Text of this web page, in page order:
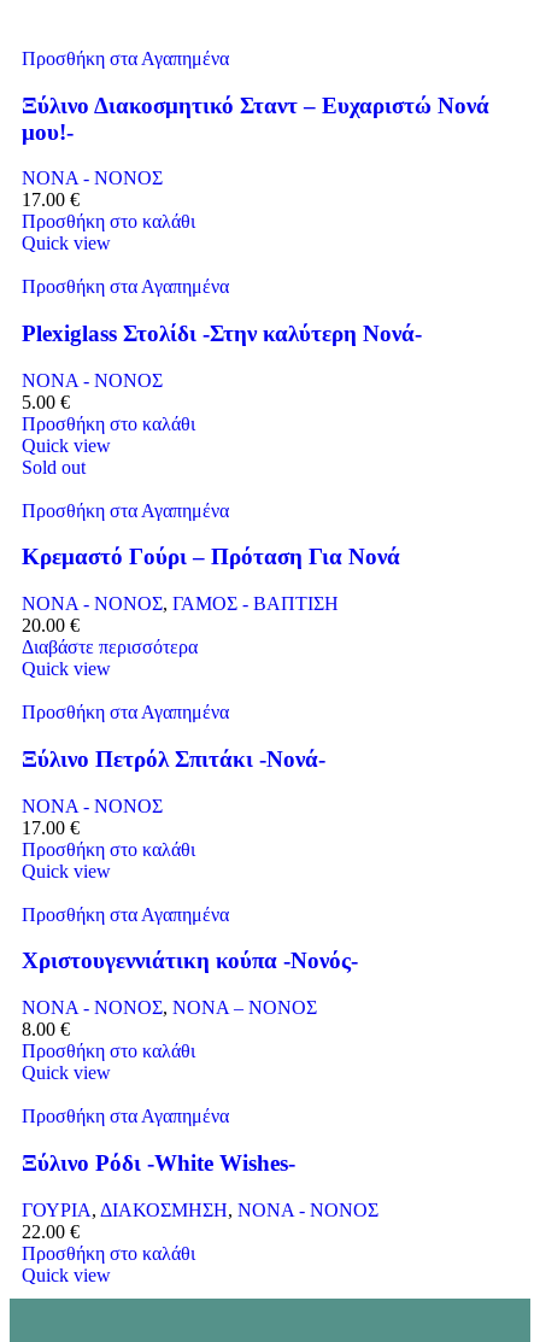
Προσθήκη στα Αγαπημένα
Ξύλινο Διακοσμητικό Σταντ – Ευχαριστώ Νονά
μου!-
ΝΟΝΑ - ΝΟΝΟΣ
17.00 €
Προσθήκη στο καλάθι
Quick view
Προσθήκη στα Αγαπημένα
Plexiglass Στολίδι -Στην καλύτερη Νονά-
ΝΟΝΑ - ΝΟΝΟΣ
5.00 €
Προσθήκη στο καλάθι
Quick view
Sold out
Προσθήκη στα Αγαπημένα
Κρεμαστό Γούρι – Πρόταση Για Νονά
ΝΟΝΑ - ΝΟΝΟΣ, ΓΑΜΟΣ - ΒΑΠΤΙΣΗ
20.00 €
Διαβάστε περισσότερα
Quick view
Προσθήκη στα Αγαπημένα
Ξύλινο Πετρόλ Σπιτάκι -Νονά-
ΝΟΝΑ - ΝΟΝΟΣ
17.00 €
Προσθήκη στο καλάθι
Quick view
Προσθήκη στα Αγαπημένα
Χριστουγεννιάτικη κούπα -Νονός-
ΝΟΝΑ - ΝΟΝΟΣ, ΝΟΝΑ – ΝΟΝΟΣ
8.00 €
Προσθήκη στο καλάθι
Quick view
Προσθήκη στα Αγαπημένα
Ξύλινο Ρόδι -White Wishes-
ΓΟΥΡΙΑ, ΔΙΑΚΟΣΜΗΣΗ, ΝΟΝΑ - ΝΟΝΟΣ
22.00 €
Προσθήκη στο καλάθι
Quick view